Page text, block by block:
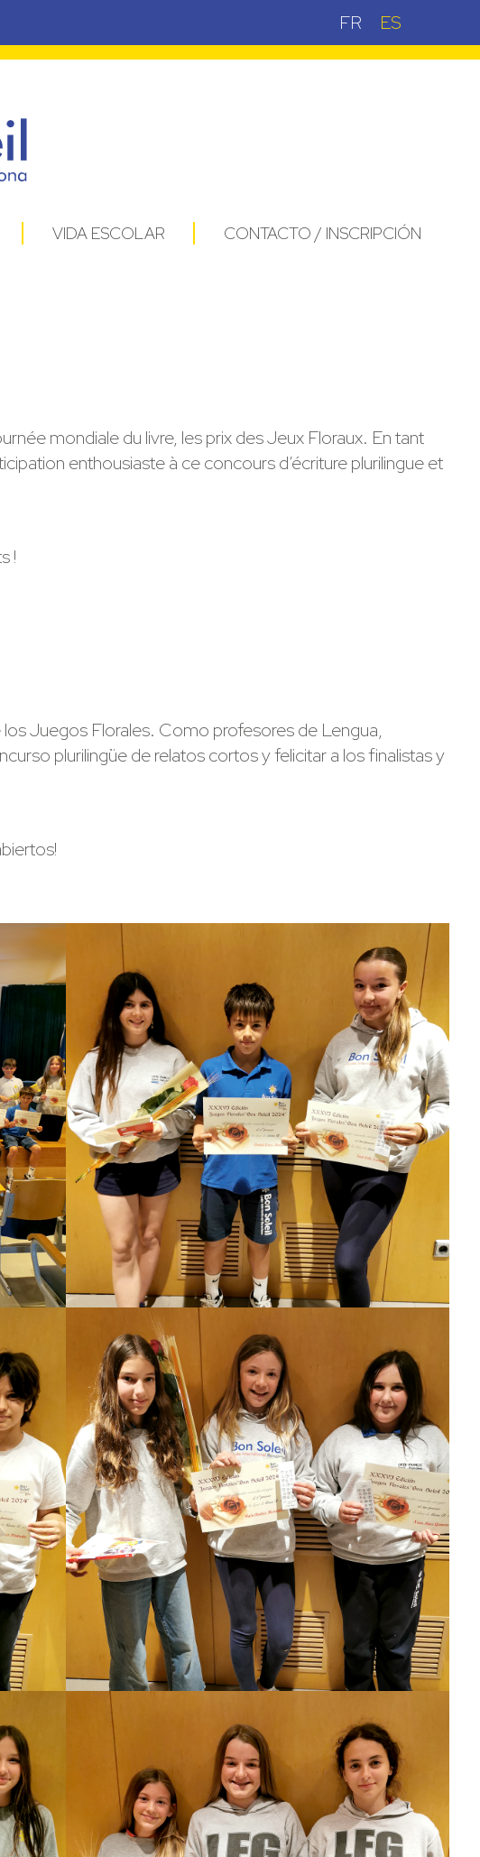
FR ES
VIDA ESCOLAR CONTACTO / INSCRIPCIÓN
mondiale du livre, les prix des Jeux Floraux. En tant
enthousiaste à ce concours d’écriture plurilingue et
!
Juegos Florales. Como profesores de Lengua,
plurilingüe de relatos cortos y felicitar a los finalistas y